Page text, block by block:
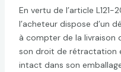
En vertu de l’article
l’acheteur dispose d’un
à compter de la livraison
son droit de rétractation
intact dans son